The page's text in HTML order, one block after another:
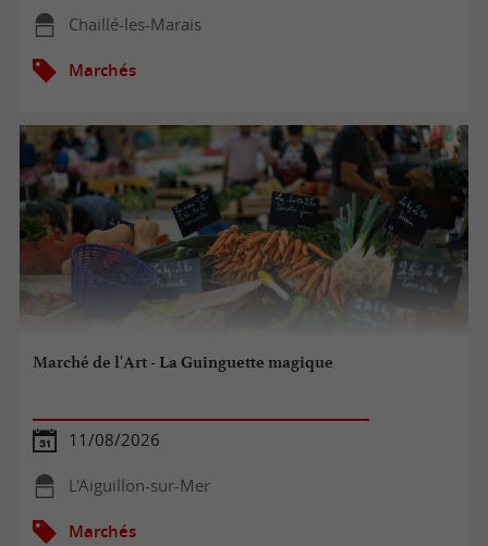
Chaillé-les-Marais
Marchés
Marché de l'Art - La Guinguette magique
11/08/2026
L'Aiguillon-sur-Mer
Marchés